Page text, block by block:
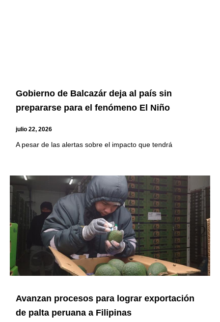
Gobierno de Balcazár deja al país sin
prepararse para el fenómeno El Niño
julio 22, 2026
A pesar de las alertas sobre el impacto que tendrá
Avanzan procesos para lograr exportación
de palta peruana a Filipinas